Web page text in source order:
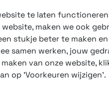
1050-
te laten
maken we ook
stukje beter te maken
samen werken, jouw
van onze website,
op 'Voorkeuren wijzigen'.